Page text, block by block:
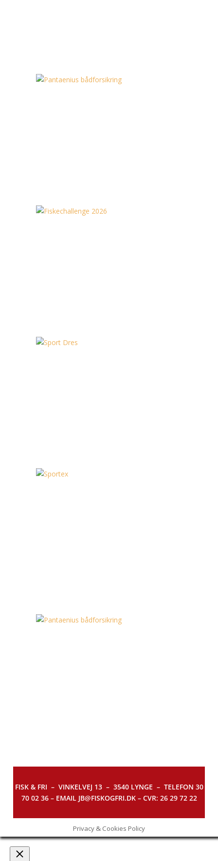
FISK & FRI – VINKELVEJ 13 – 3540 LYNGE – TELEFON 30
70 02 36 – EMAIL JB@FISKOGFRI.DK – CVR: 26 29 72 22
Privacy & Cookies Policy